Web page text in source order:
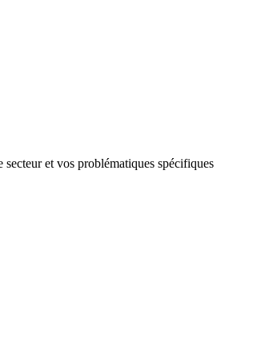
et vos problématiques spécifiques